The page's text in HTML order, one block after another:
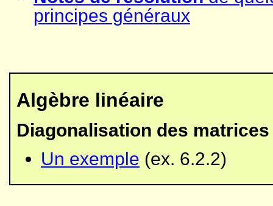
principes généraux
Algèbre linéaire
Diagonalisation des matrices
Un exemple (ex. 6.2.2)